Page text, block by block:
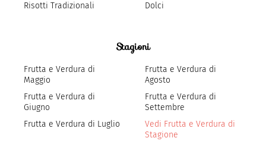
Risotti Tradizionali
Dolci
Stagioni
Frutta e Verdura di
Maggio
Frutta e Verdura di
Giugno
Frutta e Verdura di Luglio
Frutta e Verdura di
Agosto
Frutta e Verdura di
Settembre
Vedi Frutta e Verdura di
Stagione